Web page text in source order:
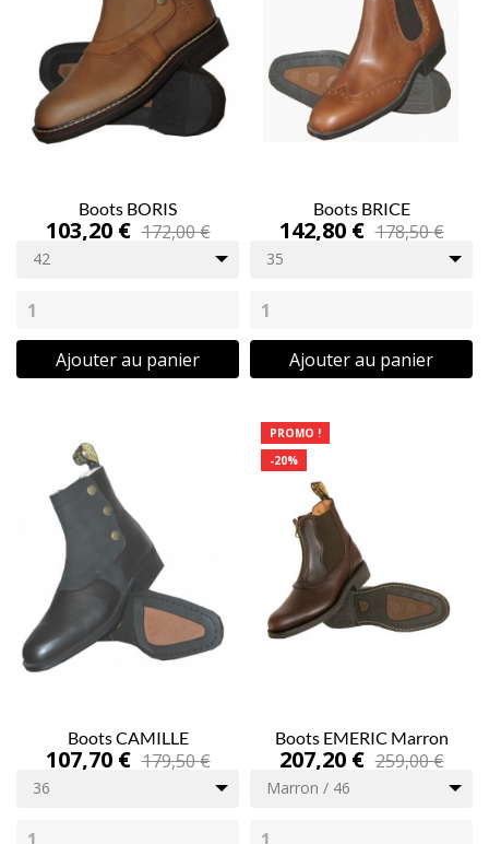
Boots BORIS
103,20 € 172,00 €
42
Ajouter au panier
Boots BRICE
142,80 € 178,50 €
35
Ajouter au panier
Boots CAMILLE
107,70 € 179,50 €
36
PROMO !
-20%
Boots EMERIC Marron
207,20 € 259,00 €
Marron / 46